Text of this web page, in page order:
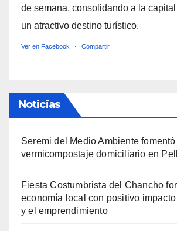
de semana, consolidando a la
un atractivo destino turístico.
Ver en Facebook · Compartir
Noticias
Seremi del Medio Ambiente
vermicompostaje domiciliario en
Fiesta Costumbrista del Chancho
economía local con positivo
y el emprendimiento